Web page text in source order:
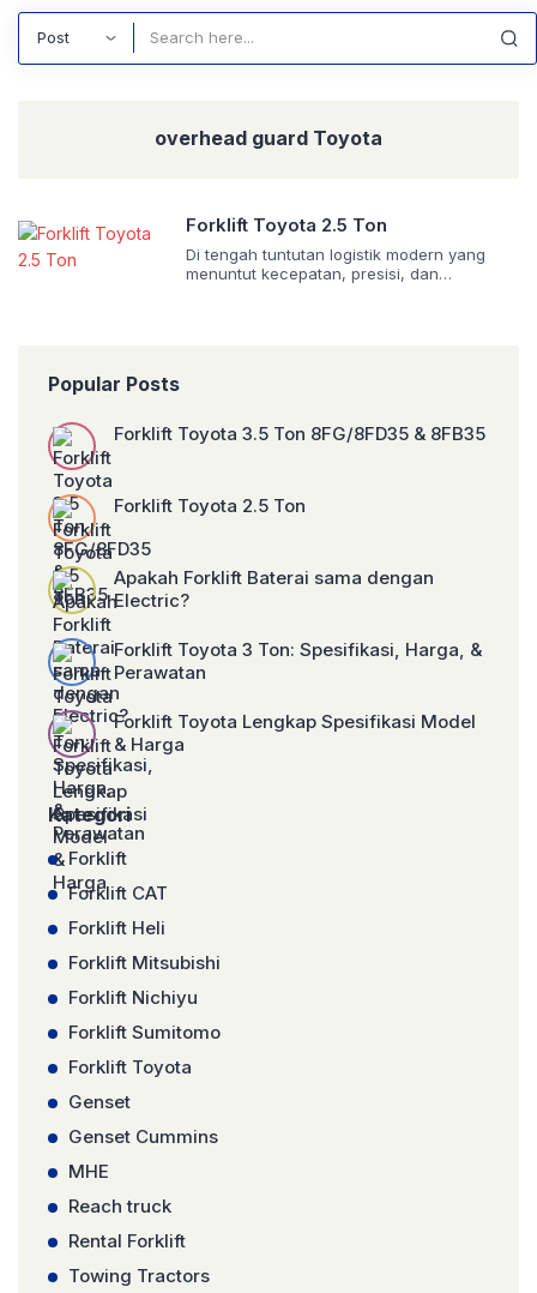
overhead guard Toyota
Forklift Toyota 2.5 Ton
Di tengah tuntutan logistik modern yang
menuntut kecepatan, presisi, dan
antara daya angkat, stabilitas, dan
manuverabilitas. Toyota Material Handling—
Popular Posts
Forklift Toyota 3.5 Ton 8FG/8FD35 & 8FB35
Forklift Toyota 2.5 Ton
Apakah Forklift Baterai sama dengan
Electric?
Forklift Toyota 3 Ton: Spesifikasi, Harga, &
Perawatan
Forklift Toyota Lengkap Spesifikasi Model
& Harga
Kategori
Forklift
Forklift CAT
Forklift Heli
Forklift Mitsubishi
Forklift Nichiyu
Forklift Sumitomo
Forklift Toyota
Genset
Genset Cummins
MHE
Reach truck
Rental Forklift
Towing Tractors